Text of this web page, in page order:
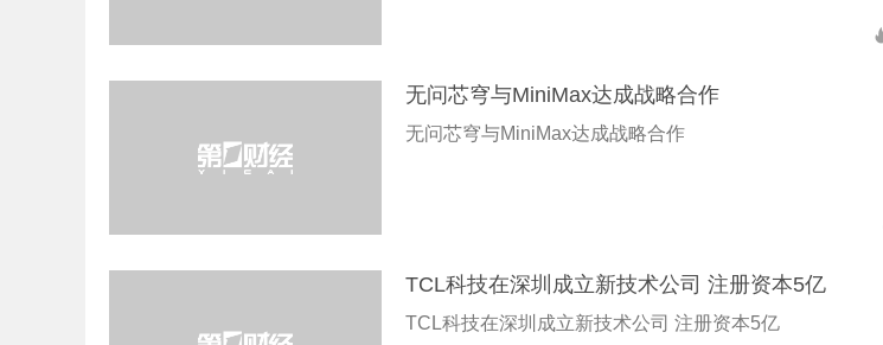
无问芯穹与MiniMax达成战略合作
无问芯穹与MiniMax达成战略合作
TCL科技在深圳成立新技术公司 注册资本5亿
TCL科技在深圳成立新技术公司 注册资本5亿